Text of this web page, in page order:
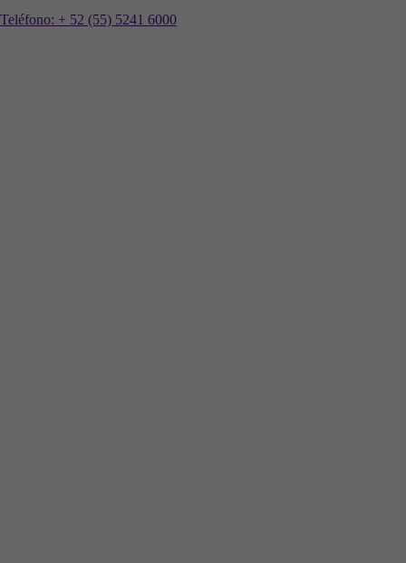
Teléfono: + 52 (55) 5241 6000